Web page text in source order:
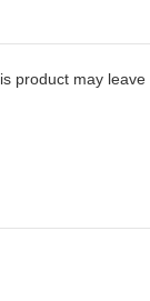
product may leave